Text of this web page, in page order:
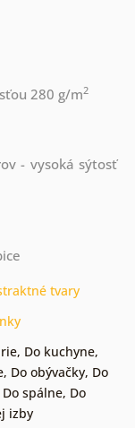
280 g/m2
- vysoká sýtosť
tvary
, Do kuchyne,
, Do obývačky, Do
Do spálne, Do
izby